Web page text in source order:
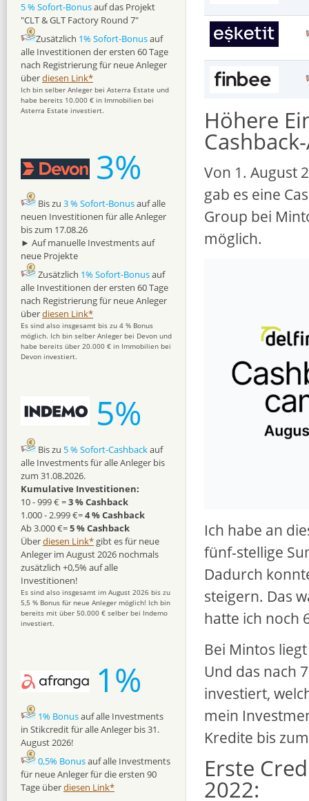
Höhere
Von 1. August
gab es eine
Group bei
möglich.
Ich habe an
fünf-stellige
Dadurch
steigern. Das
hatte ich noch
Bei Mintos
Und das nach
investiert,
mein
Kredite bis
Erste
2022:
5 % Sofort-Bonusauf das Projekt
"CLT & GLT Factory Round 7"
Zusätzlich 1% Sofort-Bonusauf
alle Investitionen der ersten 60 Tage
nach Registrierung für neue Anleger
überdiesen Link*
Ich bin selber Anleger bei Asterra Estate und
habe bereits 10.000 € in Immobilien bei
Asterra Estate investiert.
3%
Bis zu 3 % Sofort-Bonusauf alle
neuen Investitionen für alle Anleger
bis zum 17.08.26
► Auf manuelle Investments auf
neue Projekte
Zusätzlich 1% Sofort-Bonusauf
alle Investitionen der ersten 60 Tage
nach Registrierung für neue Anleger
überdiesen Link*
Es sind also insgesamt bis zu 4 % Bonus
möglich. Ich bin selber Anleger bei Devon und
habe bereits über 20.000 € in Immobilien bei
Devon investiert.
5%
Bis zu 5 % Sofort-Cashbackauf
alle Investments für alle Anleger bis
zum 31.08.2026.
Kumulative Investitionen:
10 - 999 € =3 % Cashback
1.000 - 2.999 €=4 % Cashback
Ab 3.000 €=5 % Cashback
Überdiesen Link* gibt es für neue
Anleger im August 2026 nochmals
zusätzlich +0,5% auf alle
Investitionen!
Es sind also insgesamt im August 2026 bis zu
5,5 % Bonus für neue Anleger möglich! Ich bin
bereits mit über 50.000 € selber bei Indemo
investiert.
1%
1% Bonusauf alle Investments
in Stikcredit für alle Anleger bis 31.
August 2026!
0,5% Bonusauf alle Investments
für neue Anleger für die ersten 90
Tage überdiesen Link*